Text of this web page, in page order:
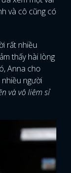
và cô cũng có
rất nhiều
thấy hài lòng
Anna cho
người
và vô liêm sỉ